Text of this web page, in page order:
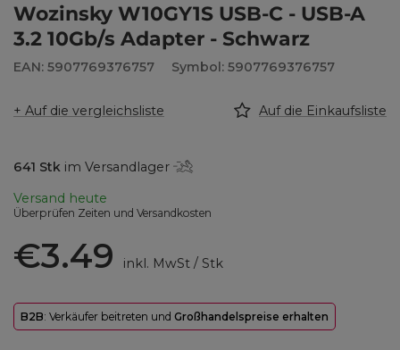
Wozinsky W10GY1S USB-C - USB-A
3.2 10Gb/s Adapter - Schwarz
EAN: 5907769376757 Symbol: 5907769376757
+ Auf die vergleichsliste Auf die Einkaufsliste
641 Stk im Versandlager
Versand heute
Überprüfen Zeiten und Versandkosten
€3.49 inkl. MwSt/ Stk
B2B: Verkäufer beitreten und Großhandelspreise erhalten